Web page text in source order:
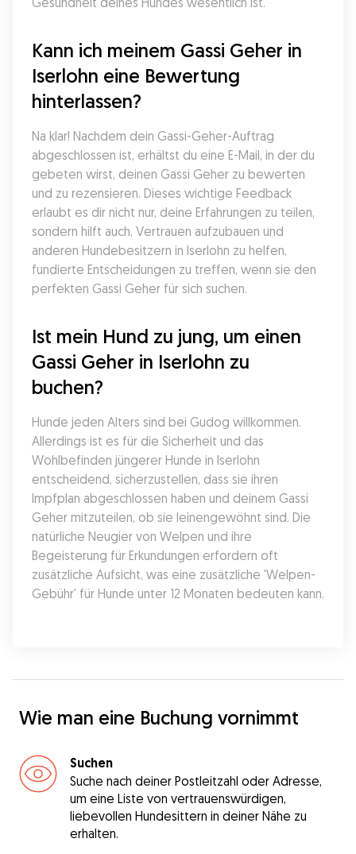
Kann ich meinem Gassi Geher in
Iserlohn eine Bewertung
hinterlassen?
Na klar! Nachdem dein Gassi-Geher-Auftrag
abgeschlossen ist, erhältst du eine E-Mail, in der du
gebeten wirst, deinen Gassi Geher zu bewerten
und zu rezensieren. Dieses wichtige Feedback
erlaubt es dir nicht nur, deine Erfahrungen zu teilen,
sondern hilft auch, Vertrauen aufzubauen und
anderen Hundebesitzern in Iserlohn zu helfen,
fundierte Entscheidungen zu treffen, wenn sie den
perfekten Gassi Geher für sich suchen.
Ist mein Hund zu jung, um einen
Gassi Geher in Iserlohn zu
buchen?
Hunde jeden Alters sind bei Gudog willkommen.
Allerdings ist es für die Sicherheit und das
Wohlbefinden jüngerer Hunde in Iserlohn
entscheidend, sicherzustellen, dass sie ihren
Impfplan abgeschlossen haben und deinem Gassi
Geher mitzuteilen, ob sie leinengewöhnt sind. Die
natürliche Neugier von Welpen und ihre
Begeisterung für Erkundungen erfordern oft
zusätzliche Aufsicht, was eine zusätzliche 'Welpen-
Gebühr' für Hunde unter 12 Monaten bedeuten kann.
Wie man eine Buchung vornimmt
Suchen
Suche nach deiner Postleitzahl oder Adresse,
um eine Liste von vertrauenswürdigen,
liebevollen Hundesittern in deiner Nähe zu
erhalten.